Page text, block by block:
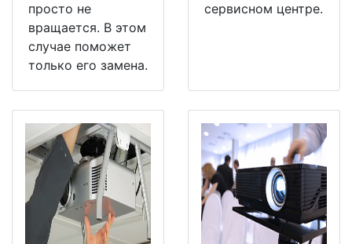
просто не
вращается. В этом
случае поможет
только его замена.
сервисном центре.